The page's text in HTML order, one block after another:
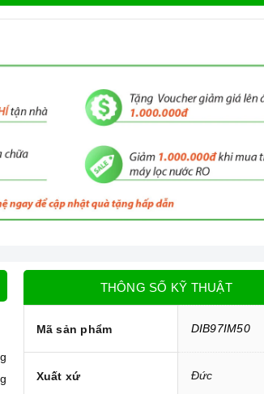
THÔNG SỐ KỸ THUẬT
Mã sản phẩm DIB97IM50
Xuất xứ Đức